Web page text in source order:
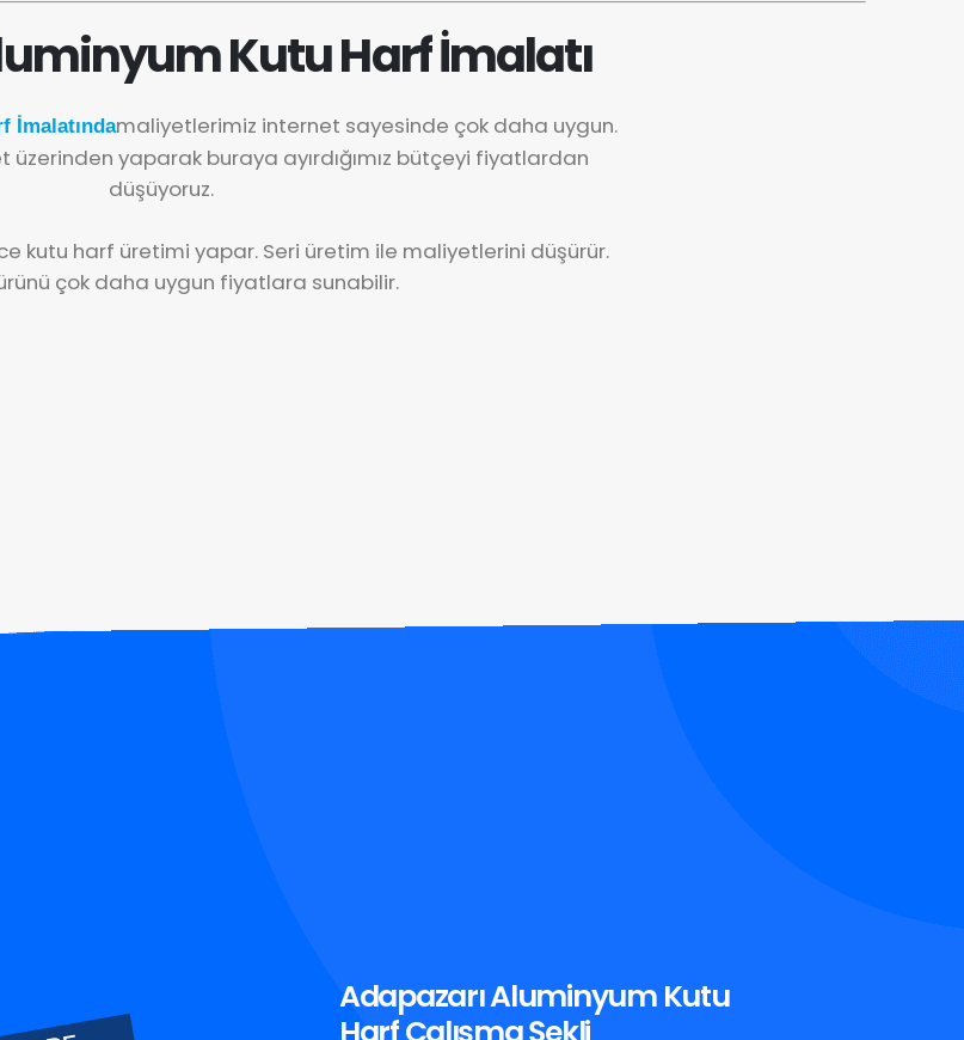
Kutu Harf İmalatı
İmalatındamaliyetlerimiz internet sayesinde çok daha uygun.
üzerinden yaparak buraya ayırdığımız bütçeyi fiyatlardan
düşüyoruz.
kutu harf üretimi yapar. Seri üretim ile maliyetlerini düşürür.
çok daha uygun fiyatlara sunabilir.
Adapazarı Aluminyum Kutu